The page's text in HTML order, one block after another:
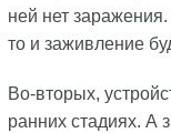
ней нет
то и заживление
Во-вторых,
ранних стадиях. А